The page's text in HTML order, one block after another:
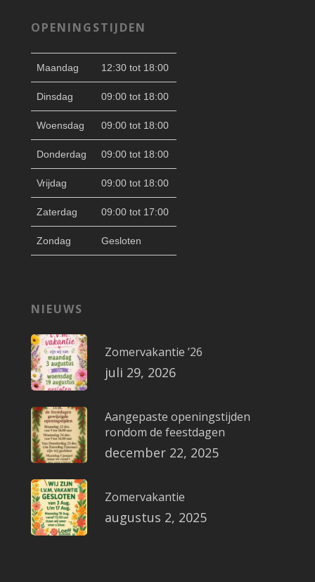
OPENINGSTIJDEN
Maandag 12:30 tot 18:00
Dinsdag 09:00 tot 18:00
Woensdag 09:00 tot 18:00
Donderdag 09:00 tot 18:00
Vrijdag 09:00 tot 18:00
Zaterdag 09:00 tot 17:00
Zondag Gesloten
NIEUWS
Zomervakantie ’26
juli 29, 2026
Aangepaste openingstijden
rondom de feestdagen
december 22, 2025
Zomervakantie
augustus 2, 2025